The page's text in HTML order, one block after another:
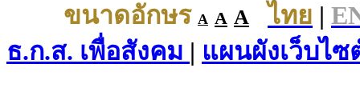
ขนาดอักษร A A A ไทย |
ธ.ก.ส. เพื่อสังคม | แผนผังเว็บไซ